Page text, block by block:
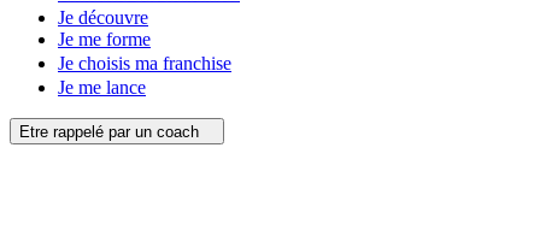
Je découvre
Je me forme
Je choisis ma franchise
Je me lance
Etre rappelé par un coach